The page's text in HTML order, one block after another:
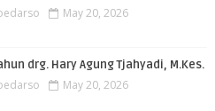
May 20, 2026
drg. Hary Agung Tjahyadi, M.Kes.
May 20, 2026